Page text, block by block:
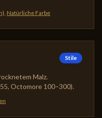
, Natürliche Farbe
Stile
Malz.
Octomore 100–300).